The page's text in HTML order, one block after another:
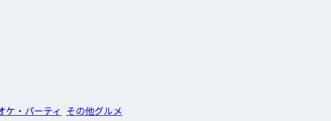
ケ・パーティ その他グルメ